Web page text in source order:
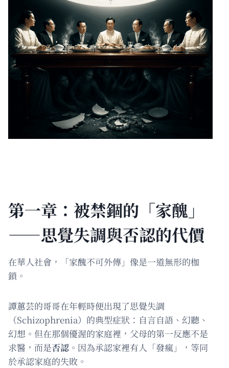
第一章：被禁錮的「家醜」
——思覺失調與否認的代價
在華人社會，「家醜不可外傳」像是一道無形的枷
鎖。
譚蕙芸的哥哥在年輕時便出現了思覺失調
（Schizophrenia）的典型症狀：自言自語、幻聽、
幻想。但在那個優渥的家庭裡，父母的第一反應不是
求醫，而是否認 。因為承認家裡有人「發瘋」，等同
於承認家庭的失敗。